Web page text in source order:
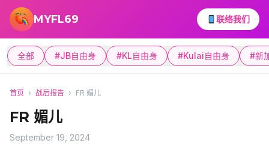
跳转到主要内容
MYFL69 联络我们
全部 #JB自由身 #KL自由身 #Kulai自由身 #新
首页 › 战后报告 › FR 媚儿
FR 媚儿
September 19, 2024